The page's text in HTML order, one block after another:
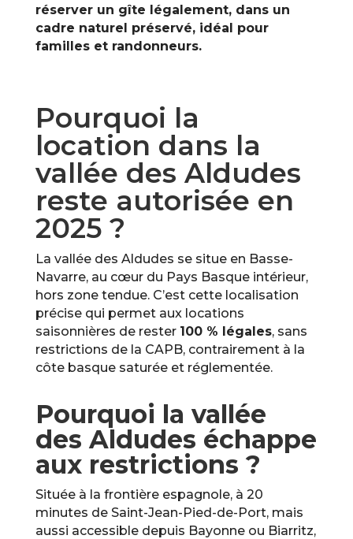
réserver un gîte légalement, dans un
cadre naturel préservé, idéal pour
familles et randonneurs.
Pourquoi la
location dans la
vallée des Aldudes
reste autorisée en
2025 ?
La vallée des Aldudes se situe en Basse-
Navarre, au cœur du Pays Basque intérieur,
hors zone tendue. C’est cette localisation
précise qui permet aux locations
saisonnières de rester 100 % légales, sans
restrictions de la CAPB, contrairement à la
côte basque saturée et réglementée.
Pourquoi la vallée
des Aldudes échappe
aux restrictions ?
Située à la frontière espagnole, à 20
minutes de Saint-Jean-Pied-de-Port, mais
aussi accessible depuis Bayonne ou Biarritz,